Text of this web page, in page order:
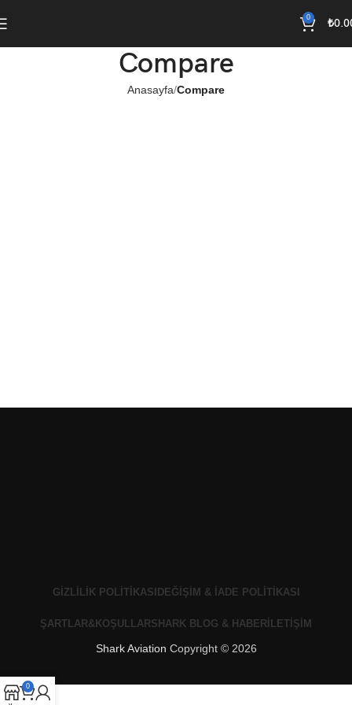
0 ₺
Compare
Anasayfa Compare
GIZLILIK POLITIKASI DEĞIŞIM & İADE POLITIKASI
ŞARTLAR&KOŞULLARSHARK BLOG & HABER İLETIŞIM
Shark Aviation Copyright © 2026
0